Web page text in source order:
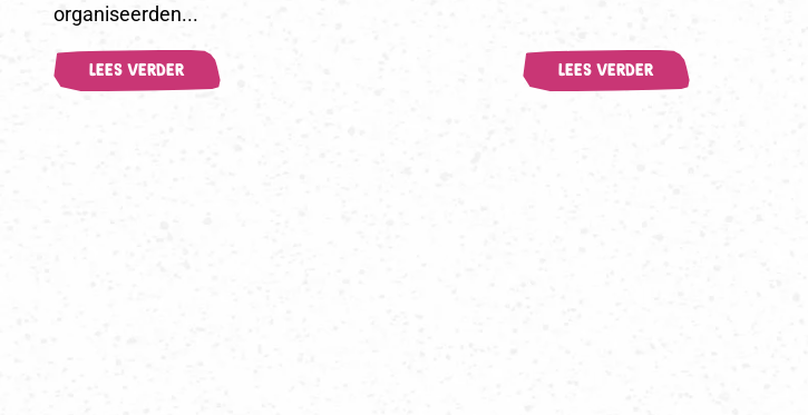
organiseerden...
LEES VERDER LEES VERDER